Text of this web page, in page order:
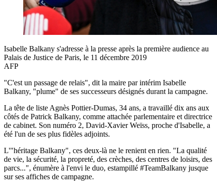
Isabelle Balkany s'adresse à la presse après la première audience au
Palais de Justice de Paris, le 11 décembre 2019
AFP
"C'est un passage de relais", dit la maire par intérim Isabelle
Balkany, "plume" de ses successeurs désignés durant la campagne.
La tête de liste Agnès Pottier-Dumas, 34 ans, a travaillé dix ans aux
côtés de Patrick Balkany, comme attachée parlementaire et directrice
de cabinet. Son numéro 2, David-Xavier Weïss, proche d'Isabelle, a
été l'un de ses plus fidèles adjoints.
L'"héritage Balkany", ces deux-là ne le renient en rien. "La qualité
de vie, la sécurité, la propreté, des crèches, des centres de loisirs, des
parcs...", énumère à l'envi le duo, estampillé #TeamBalkany jusque
sur ses affiches de campagne.